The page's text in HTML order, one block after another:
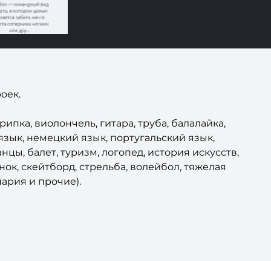
виолончель, гитара, труба, балалайка,
немецкий язык, португальский язык,
балет, туризм, логопед, история искусств,
скейтборд, стрельба, волейбол, тяжелая
и прочие).